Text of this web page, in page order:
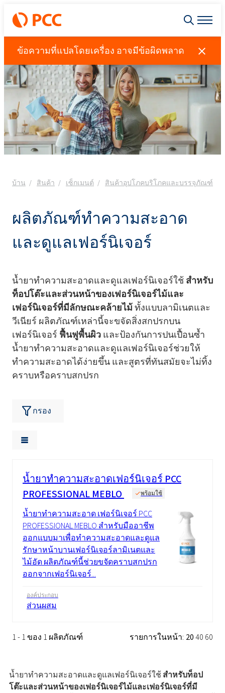
ข้อความที่แปลโดยเครื่อง อาจมีข้อผิดพลาด
บ้าน สินค้า เซ็กเมนต์ สินค้าอุปโภคบริโภคและบรรจุภัณฑ์
ผลิตภัณฑ์ทำความสะอาด
และดูแลเฟอร์นิเจอร์
น้ำยาทำความสะอาดและดูแลเฟอร์นิเจอร์ใช้ สำหรับ
ท็อปโต๊ะและส่วนหน้าของเฟอร์นิเจอร์ไม้และ
เฟอร์นิเจอร์ที่มีลักษณะคล้ายไม้ทั้งแบบลามิเนตและ
วีเนียร์ ผลิตภัณฑ์เหล่านี้จะขจัดสิ่งสกปรกบน
เฟอร์นิเจอร์ ฟื้นฟูพื้นผิว และป้องกันการปนเปื้อนซ้ำ
น้ำยาทำความสะอาดและดูแลเฟอร์นิเจอร์ช่วยให้
ทำความสะอาดได้ง่ายขึ้น และสูตรที่ทันสมัยจะไม่ทิ้ง
คราบหรือคราบสกปรก
กรอง
น้ำยาทำความสะอาดเฟอร์นิเจอร์ PCC
PROFESSIONAL MEBLO
พร้อมใช้
น้ำยาทำความสะอาด เฟอร์นิเจอร์ PCC
PROFESSIONAL MEBLO สำหรับมืออาชีพ
ออกแบบมาเพื่อทำความสะอาดและดูแล
รักษาหน้าบานเฟอร์นิเจอร์ลามิเนตและ
ไม้อัด ผลิตภัณฑ์นี้ช่วยขจัดคราบสกปรก
ออกจากเฟอร์นิเจอร์...
องค์ประกอบ
ส่วนผสม
1 - 1 ของ 1 ผลิตภัณฑ์ รายการในหน้า: 2040 60
น้ำยาทำความสะอาดและดูแลเฟอร์นิเจอร์ใช้ สำหรับท็อป
โต๊ะและส่วนหน้าของเฟอร์นิเจอร์ไม้และเฟอร์นิเจอร์ที่มี